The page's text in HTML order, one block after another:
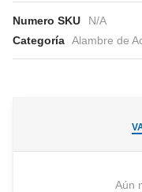
Numero SKU
N/A
Categoría Alambre de
Aún